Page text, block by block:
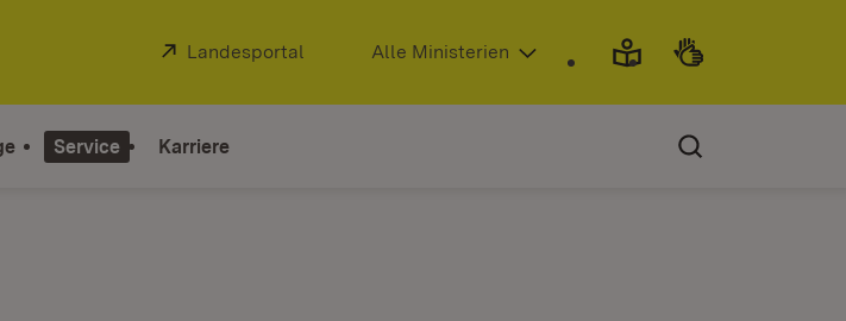
Extern:
Landesportal (Öffnet in neuem Fenster)
Alle Ministerien
Service Karriere